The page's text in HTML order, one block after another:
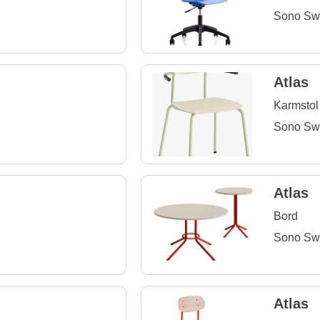
Sono
Atlas
Karmstol
Sono
Atlas
Bord
Sono
Atlas